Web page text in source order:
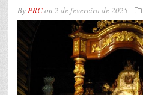
ByPRCon 2 de fevereiro de 2025